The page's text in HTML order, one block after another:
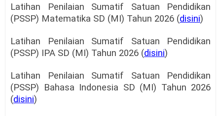
Latihan Penilaian Sumatif Satuan Pendidikan
(PSSP) Matematika SD (MI) Tahun 2026 (disini)
Latihan Penilaian Sumatif Satuan Pendidikan
(PSSP) IPA SD (MI) Tahun 2026 (disini)
Latihan Penilaian Sumatif Satuan Pendidikan
(PSSP) Bahasa Indonesia SD (MI) Tahun 2026
(disini)